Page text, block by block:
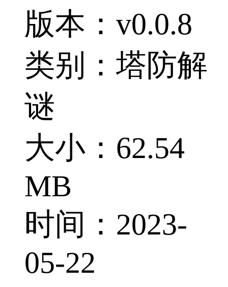
版本：v0.0.8
类别：塔防解
谜
大小：62.54
MB
时间：2023-
05-22